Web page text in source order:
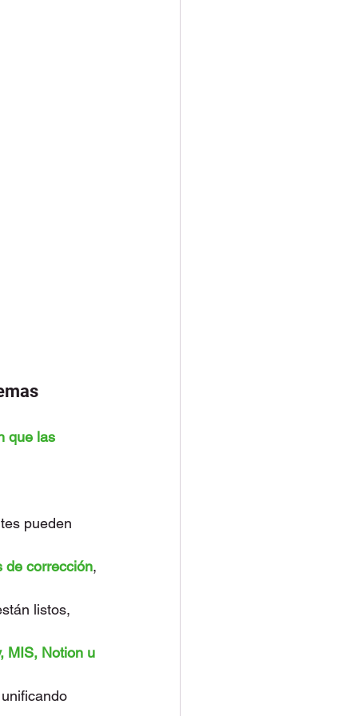
que las
pueden
de corrección,
listos,
MIS, Notion u